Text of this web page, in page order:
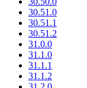
30.51.0
30.51.1
30.51.2
31.0.0
31.1.0
31.1.1
31.1.2